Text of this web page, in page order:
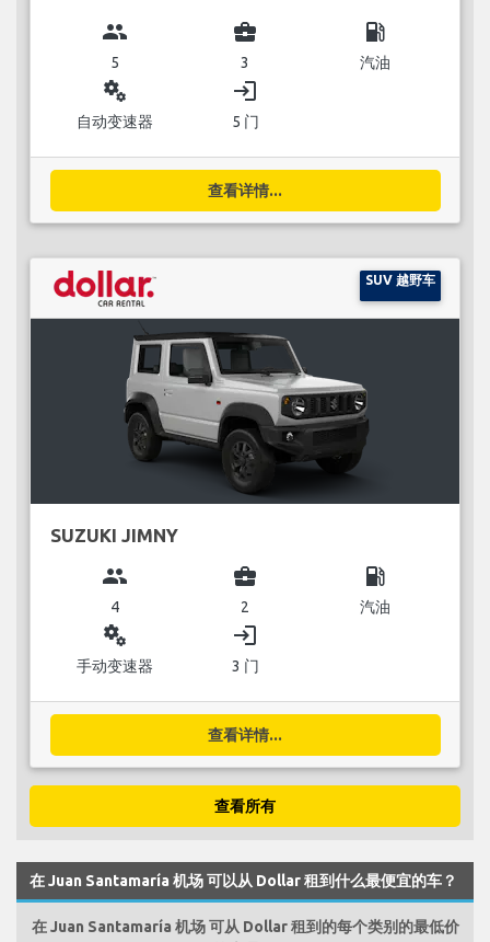
group
5
business_center
3
local_gas_station
汽油
miscellaneous_services
自动变速器
login
5 门
查看详情...
SUV 越野车
SUZUKI JIMNY
group
4
business_center
2
local_gas_station
汽油
miscellaneous_services
手动变速器
login
3 门
查看详情...
查看所有
在 Juan Santamaría 机场 可以从 Dollar 租到什么最便宜的车？
在 Juan Santamaría 机场 可从 Dollar 租到的每个类别的最低价